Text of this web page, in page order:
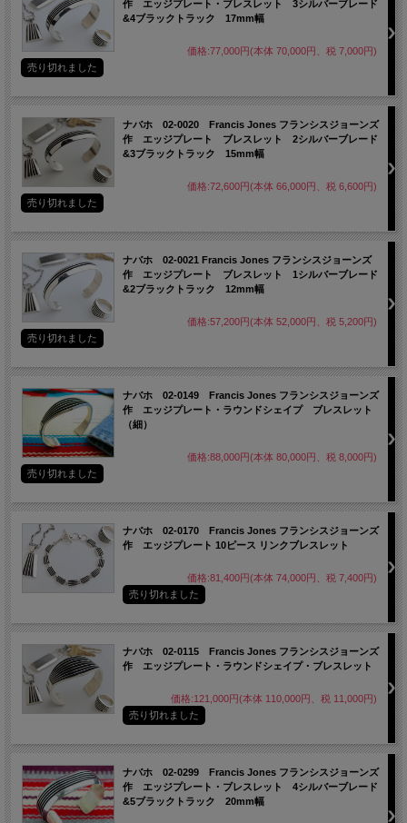
作 エッジプレート・ブレスレット 3シルバーブレード
&4ブラックトラック 17mm幅
価格:77,000円(本体 70,000円、税 7,000円)
売り切れました
ナバホ 02-0020 Francis Jones フランシスジョーンズ
作 エッジプレート ブレスレット 2シルバーブレード
&3ブラックトラック 15mm幅
価格:72,600円(本体 66,000円、税 6,600円)
売り切れました
ナバホ 02-0021 Francis Jones フランシスジョーンズ
作 エッジプレート ブレスレット 1シルバーブレード
&2ブラックトラック 12mm幅
価格:57,200円(本体 52,000円、税 5,200円)
売り切れました
ナバホ 02-0149 Francis Jones フランシスジョーンズ
作 エッジプレート・ラウンドシェイプ ブレスレット
（細）
価格:88,000円(本体 80,000円、税 8,000円)
売り切れました
ナバホ 02-0170 Francis Jones フランシスジョーンズ
作 エッジプレート 10ピース リンクブレスレット
価格:81,400円(本体 74,000円、税 7,400円)
売り切れました
ナバホ 02-0115 Francis Jones フランシスジョーンズ
作 エッジプレート・ラウンドシェイプ・ブレスレット
価格:121,000円(本体 110,000円、税 11,000円)
売り切れました
ナバホ 02-0299 Francis Jones フランシスジョーンズ
作 エッジプレート・ブレスレット 4シルバーブレード
&5ブラックトラック 20mm幅